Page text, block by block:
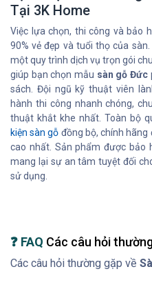
Tại 3K Home
Việc lựa chọn, thi công và bảo
90% vẻ đẹp và tuổi thọ của
một quy trình dịch vụ trọn gói
giúp bạn chọn mẫu sàn gỗ Đức
sách. Đội ngũ kỹ thuật viên
hành thi công nhanh chóng,
thuật khắt khe nhất. Toàn bộ
kiện sàn gỗ đồng bộ, chính
cao nhất. Sản phẩm được bảo
mang lại sự an tâm tuyệt đối
sử dụng.
❓ FAQ Các câu hỏi
Các câu hỏi thường gặp về